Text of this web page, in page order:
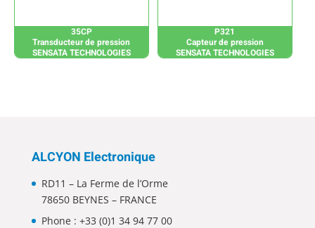
35CP
Transducteur de pression
SENSATA TECHNOLOGIES
P321
Capteur de pression
SENSATA TECHNOLOGIES
ALCYON Electronique
RD11 – La Ferme de l’Orme
78650 BEYNES – FRANCE
Phone : +33 (0)1 34 94 77 00